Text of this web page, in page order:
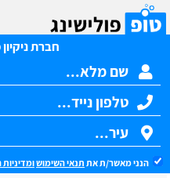
חברת
הנני מאשר/ת את תנאי השימוש